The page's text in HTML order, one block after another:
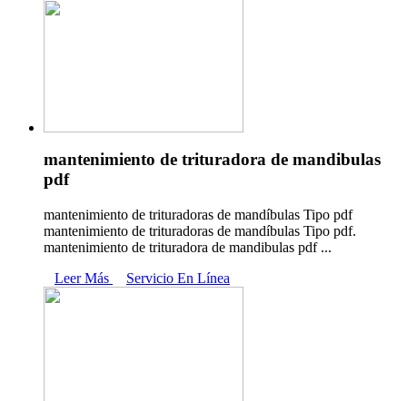
mantenimiento de trituradora de mandibulas
pdf
mantenimiento de trituradoras de mandíbulas Tipo pdf
mantenimiento de trituradoras de mandíbulas Tipo pdf.
mantenimiento de trituradora de mandibulas pdf ...
Leer Más
Servicio En Línea